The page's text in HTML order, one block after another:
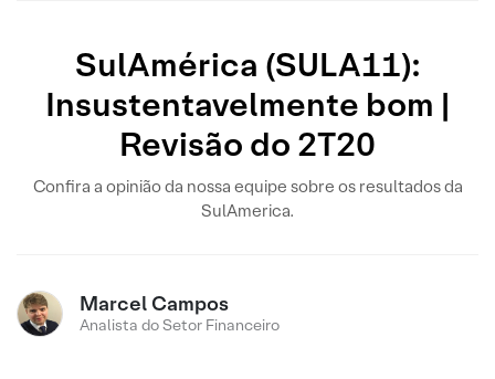
SulAmérica (SULA11):
Insustentavelmente bom |
Revisão do 2T20
Confira a opinião da nossa equipe sobre os resultados da
SulAmerica.
Marcel Campos
Analista do Setor Financeiro